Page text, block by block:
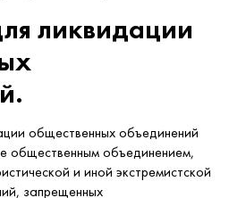
ликвидации
общественных объединений
общественным объединением,
и иной экстремистской
запрещенных